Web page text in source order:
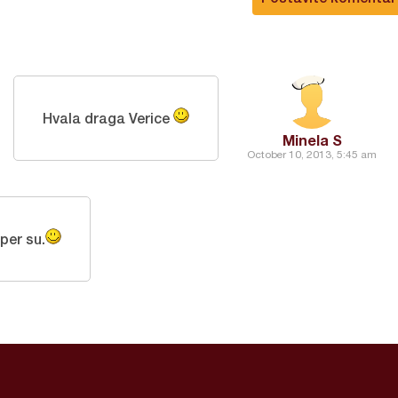
Minela S
October 10, 2013, 5:45 am
Hvala draga Verice
su.